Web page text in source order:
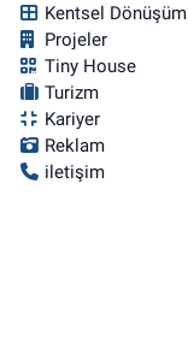
Kentsel Dönüşüm
Projeler
Tiny House
Turizm
Kariyer
Reklam
iletişim